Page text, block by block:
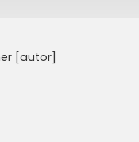
[autor]